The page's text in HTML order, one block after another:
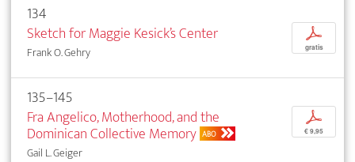
134
Sketch for Maggie Kesick’s Center
Frank O. Gehry
p
gratis
135–145
Fra Angelico, Motherhood, and the
Dominican Collective Memory ABO
Gail L. Geiger
p
€ 9,95